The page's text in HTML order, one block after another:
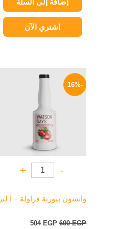
اشتري الآن
-16%
-
+
واتسون بيورية فراولة – ا لتر
600EGP
الأصلي
504 EGP